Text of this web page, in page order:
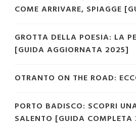
COME ARRIVARE, SPIAGGE
GROTTA DELLA POESIA: LA
[GUIDA AGGIORNATA 2025]
OTRANTO ON THE ROAD:
PORTO BADISCO: SCOPRI
SALENTO [GUIDA